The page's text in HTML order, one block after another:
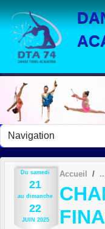
Du samedi
21
au dimanche
22
JUIN 2025
Accueil